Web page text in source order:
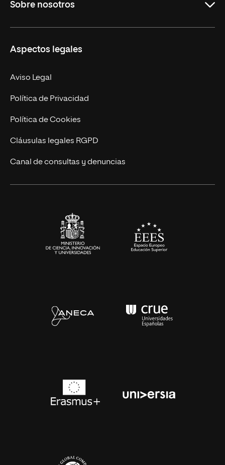
Derecho
Empresa
MBA
Marketing y Comunicación
Ingeniería
Diseño
Ciencias de la Salud
Sobre nosotros
Nuestro Equipo
Contacto
Aspectos legales
Aviso Legal
Política de Privacidad
Política de Cookies
Cláusulas legales RGPD
Canal de consultas y denuncias